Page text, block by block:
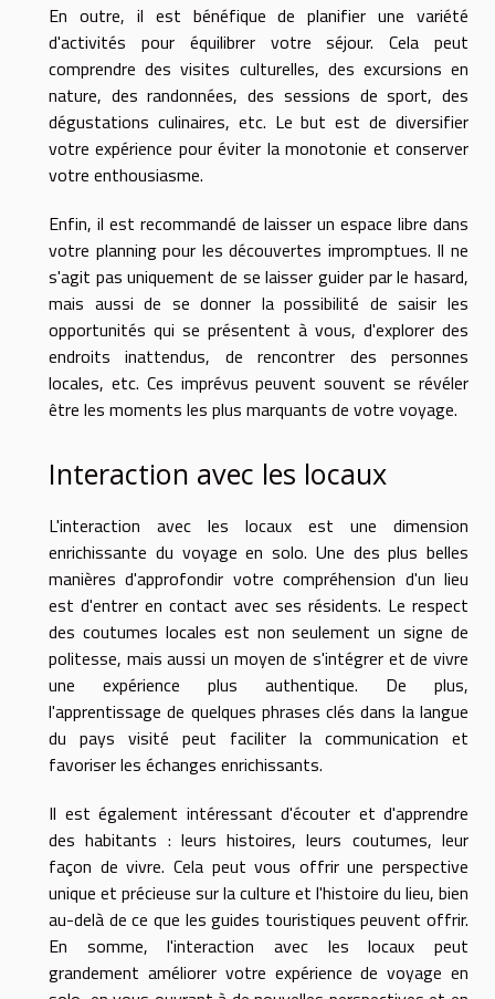
En outre, il est bénéfique de planifier une variété
d'activités pour équilibrer votre séjour. Cela peut
comprendre des visites culturelles, des excursions en
nature, des randonnées, des sessions de sport, des
dégustations culinaires, etc. Le but est de diversifier
votre expérience pour éviter la monotonie et conserver
votre enthousiasme.
Enfin, il est recommandé de laisser un espace libre dans
votre planning pour les découvertes impromptues. Il ne
s'agit pas uniquement de se laisser guider par le hasard,
mais aussi de se donner la possibilité de saisir les
opportunités qui se présentent à vous, d'explorer des
endroits inattendus, de rencontrer des personnes
locales, etc. Ces imprévus peuvent souvent se révéler
être les moments les plus marquants de votre voyage.
Interaction avec les locaux
L'interaction avec les locaux est une dimension
enrichissante du voyage en solo. Une des plus belles
manières d'approfondir votre compréhension d'un lieu
est d'entrer en contact avec ses résidents. Le respect
des coutumes locales est non seulement un signe de
politesse, mais aussi un moyen de s'intégrer et de vivre
une expérience plus authentique. De plus,
l'apprentissage de quelques phrases clés dans la langue
du pays visité peut faciliter la communication et
favoriser les échanges enrichissants.
Il est également intéressant d'écouter et d'apprendre
des habitants : leurs histoires, leurs coutumes, leur
façon de vivre. Cela peut vous offrir une perspective
unique et précieuse sur la culture et l'histoire du lieu, bien
au-delà de ce que les guides touristiques peuvent offrir.
En somme, l'interaction avec les locaux peut
grandement améliorer votre expérience de voyage en